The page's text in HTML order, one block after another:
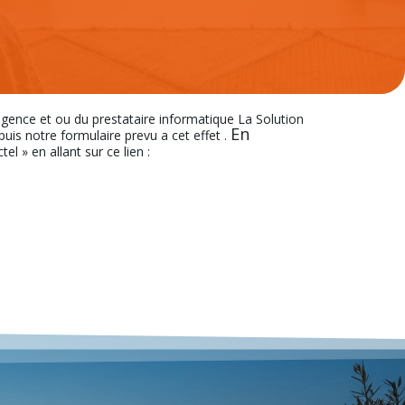
et ou du prestataire informatique La Solution
notre formulaire prevu a cet effet . En
» en allant sur ce lien :